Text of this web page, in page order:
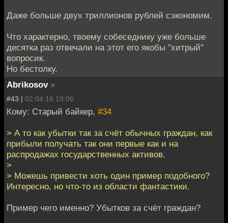
Даже больше двух триллионов рублей сэкономим.
Что характерно, твоему собеседнику уже больше
десятка раз отвечали на этот его якобы "хитрый"
вопросик.
Но бестолку.
Abrikosov »
#43 | 02.04.16 19:06
Кому: Старый байкер, #34
> А то как убытки так за счёт обычных граждан, как
прибыли получать так они первые как и на
распродажах государственных активов.
>
> Можешь привести хоть один пример подобного?
Интересно, но что-то из области фантастики.
Пример чего именно? Убытков за счёт граждан?